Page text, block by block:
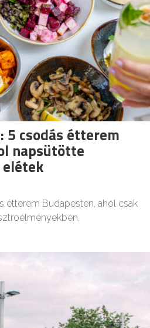
5 csodás étterem
napsütötte
étterem Budapesten, ahol csak